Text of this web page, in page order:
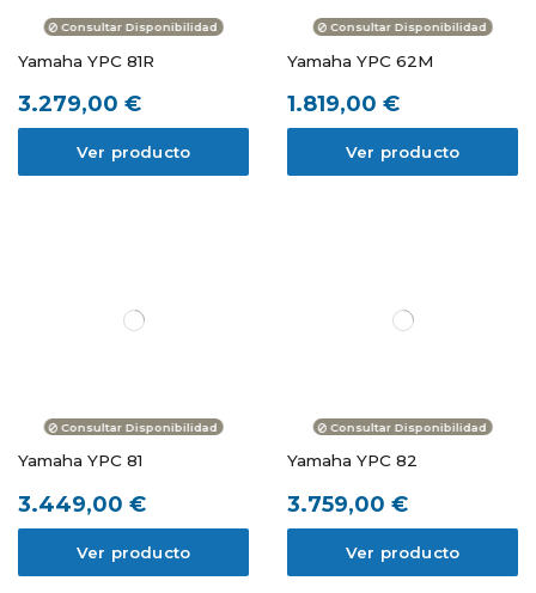
Consultar Disponibilidad
Yamaha YPC 81R
3.279,00 €
Ver producto
Consultar Disponibilidad
Yamaha YPC 62M
1.819,00 €
Ver producto
Consultar Disponibilidad
Yamaha YPC 81
3.449,00 €
Ver producto
Consultar Disponibilidad
Yamaha YPC 82
3.759,00 €
Ver producto